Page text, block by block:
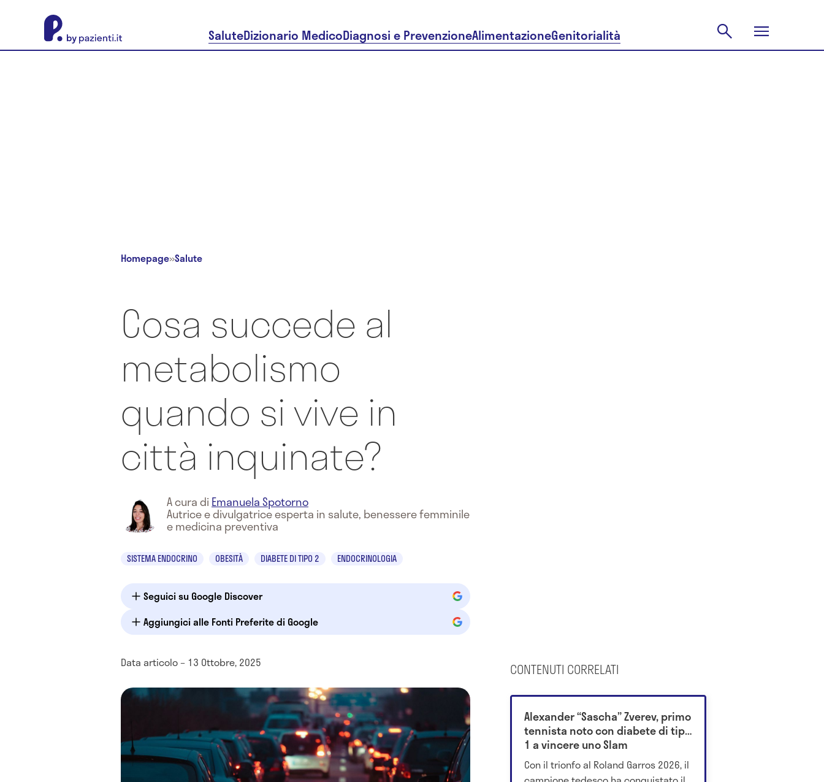
SaluteDizionario MedicoDiagnosi e PrevenzioneAlimentazioneGenitorialità
Homepage»Salute
Cosa succede al
metabolismo
quando si vive in
città inquinate?
A cura di Emanuela Spotorno
Autrice e divulgatrice esperta in salute, benessere femminile
e medicina preventiva
SISTEMA ENDOCRINO OBESITÀ DIABETE DI TIPO 2 ENDOCRINOLOGIA
Seguici su Google Discover
Aggiungici alle Fonti Preferite di Google
Data articolo – 13 Ottobre, 2025 CONTENUTI CORRELATI
Alexander “Sascha” Zverev, primo
tennista noto con diabete di tipo
1 a vincere uno Slam
Con il trionfo al Roland Garros 2026, il